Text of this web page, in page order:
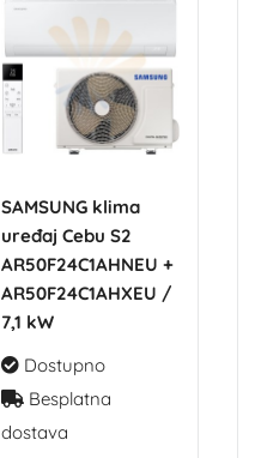
SAMSUNG klima
uređaj Cebu S2
AR50F24C1AHNEU +
AR50F24C1AHXEU /
7,1 kW
Dostupno
Besplatna
dostava